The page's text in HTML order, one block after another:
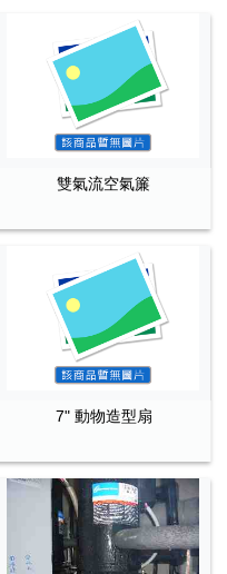
雙氣流空氣簾
7" 動物造型扇